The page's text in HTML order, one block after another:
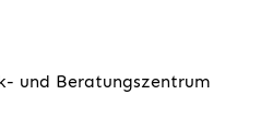
und Beratungszentrum